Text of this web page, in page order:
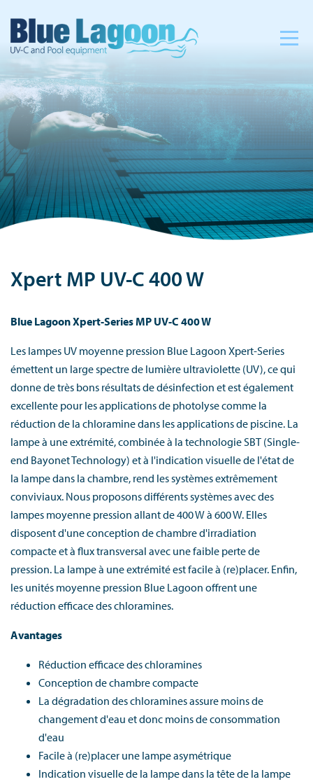
Xpert MP UV-C 400 W
Blue Lagoon Xpert-Series MP UV-C 400 W
Les lampes UV moyenne pression Blue Lagoon Xpert-Series
émettent un large spectre de lumière ultraviolette (UV), ce qui
donne de très bons résultats de désinfection et est également
excellente pour les applications de photolyse comme la
réduction de la chloramine dans les applications de piscine. La
lampe à une extrémité, combinée à la technologie SBT (Single-
end Bayonet Technology) et à l'indication visuelle de l'état de
la lampe dans la chambre, rend les systèmes extrêmement
conviviaux. Nous proposons différents systèmes avec des
lampes moyenne pression allant de 400 W à 600 W. Elles
disposent d'une conception de chambre d'irradiation
compacte et à flux transversal avec une faible perte de
pression. La lampe à une extrémité est facile à (re)placer. Enfin,
les unités moyenne pression Blue Lagoon offrent une
réduction efficace des chloramines.
Avantages
Réduction efficace des chloramines
Conception de chambre compacte
La dégradation des chloramines assure moins de
changement d'eau et donc moins de consommation
d'eau
Facile à (re)placer une lampe asymétrique
Indication visuelle de la lampe dans la tête de la lampe